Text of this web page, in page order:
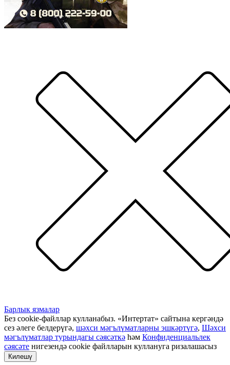
Барлык язмалар
Без cookie-файллар кулланабыз. «Интертат» сайтына кергәндә
сез әлеге белдерүгә, шәхси мәгълүматларны эшкәртүгә, Шәхси
мәгълүматлар турындагы сәясәткә һәм Конфиденциальлек
сәясәте нигезендә cookie файлларын куллануга ризалашасыз
Килешү